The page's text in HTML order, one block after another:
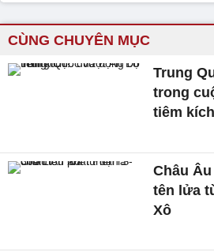
CÙNG CHUYÊN MỤC
Trung
trong
tiêm
Châu
tên lửa
Xô